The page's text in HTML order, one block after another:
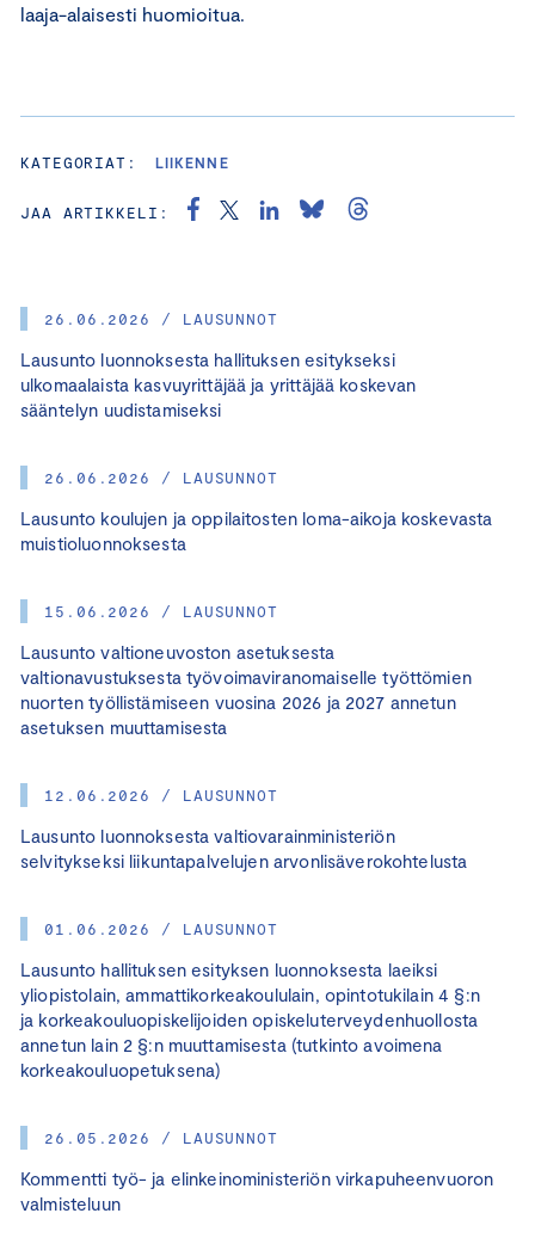
26.06.2026 / LAUSUNNOT
Lausunto luonnoksesta hallituksen esitykseksi
ulkomaalaista kasvuyrittäjää ja yrittäjää koskevan
sääntelyn uudistamiseksi
26.06.2026 / LAUSUNNOT
Lausunto koulujen ja oppilaitosten loma-aikoja koskevasta
muistioluonnoksesta
15.06.2026 / LAUSUNNOT
Lausunto valtioneuvoston asetuksesta
valtionavustuksesta työvoimaviranomaiselle työttömien
nuorten työllistämiseen vuosina 2026 ja 2027 annetun
asetuksen muuttamisesta
12.06.2026 / LAUSUNNOT
Lausunto luonnoksesta valtiovarainministeriön
selvitykseksi liikuntapalvelujen arvonlisäverokohtelusta
01.06.2026 / LAUSUNNOT
Lausunto hallituksen esityksen luonnoksesta laeiksi
yliopistolain, ammattikorkeakoululain, opintotukilain 4 §:n
ja korkeakouluopiskelijoiden opiskeluterveydenhuollosta
annetun lain 2 §:n muuttamisesta (tutkinto avoimena
korkeakouluopetuksena)
26.05.2026 / LAUSUNNOT
Kommentti työ- ja elinkeinoministeriön virkapuheenvuoron
valmisteluun
laaja-alaisesti huomioitua.
KATEGORIAT: LIIKENNE
JAA ARTIKKELI: